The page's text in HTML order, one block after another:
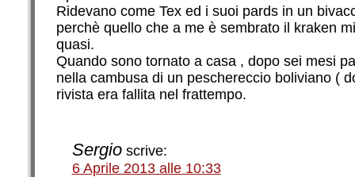
Ridevano come Tex ed i suoi pards in un
perchè quello che a me è sembrato il kraken
quasi.
Quando sono tornato a casa , dopo sei mesi
nella cambusa di un peschereccio boliviano (
rivista era fallita nel frattempo.
Sergio scrive:
6 Aprile 2013 alle 10:33